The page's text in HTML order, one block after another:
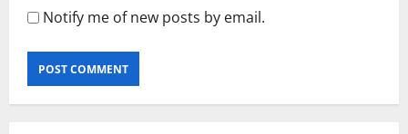
Notify me of new posts by email.